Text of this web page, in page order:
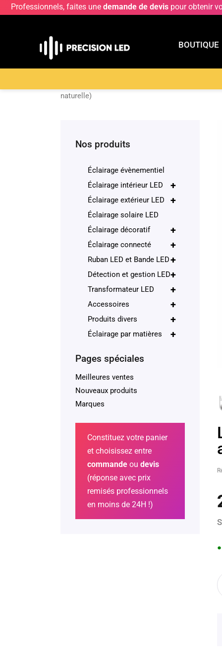
Professionnels, faites une demande de devis pour obtenir
BOUTIQUE
naturelle)
●
Nos produits
Éclairage évènementiel
+
Éclairage intérieur LED
+
Éclairage extérieur LED
Éclairage solaire LED
+
Éclairage décoratif
+
Éclairage connecté
+
Ruban LED et Bande LED
+
Détection et gestion LED
+
Transformateur LED
+
Accessoires
+
Produits divers
+
Éclairage par matières
Pages spéciales
Meilleures ventes
Nouveaux produits
Marques
Constituez votre panier
et choisissez entre
commande ou devis
(réponse avec prix
remisés professionnels
en moins de 24H !)